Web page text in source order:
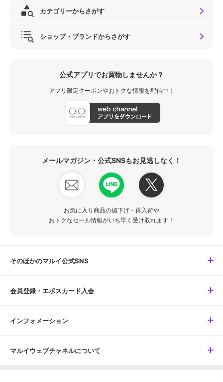
カテゴリーからさがす
ショップ・ブランドからさがす
公式アプリでお買物しませんか？
アプリ限定クーポンやおトクな情報を配信中！
メールマガジン・公式SNSもお見逃しなく！
お気に入り商品の値下げ・再入荷や
おトクなセール情報がいち早く受け取れます！
そのほかのマルイ公式SNS
会員登録・エポスカード入会
インフォメーション
マルイウェブチャネルについて